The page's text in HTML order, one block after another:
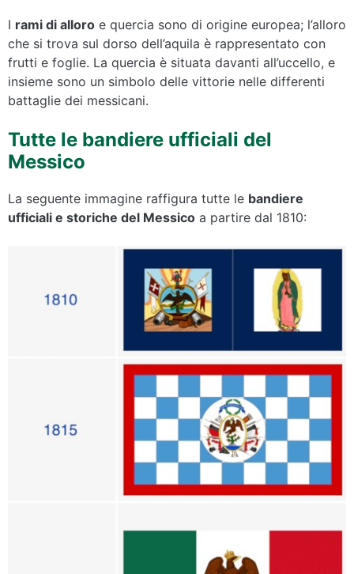
I rami di alloro e quercia sono di origine europea; l’alloro
che si trova sul dorso dell’aquila è rappresentato con
frutti e foglie. La quercia è situata davanti all’uccello, e
insieme sono un simbolo delle vittorie nelle differenti
battaglie dei messicani.
Tutte le bandiere ufficiali del
Messico
La seguente immagine raffigura tutte le bandiere
ufficiali e storiche del Messico a partire dal 1810: